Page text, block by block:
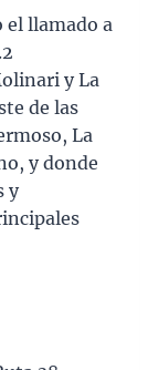
el llamado a
y La
de las
La
y donde
y